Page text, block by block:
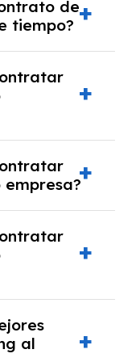
de entrada
proveedor
de viabilidad
de
tiempo?
por
revisar
hablar con un
de solvencia
algunos
de la empresa
y, en
y un pago
al